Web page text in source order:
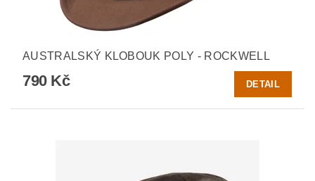
AUSTRALSKÝ KLOBOUK POLY - ROCKWELL
790 Kč DETAIL